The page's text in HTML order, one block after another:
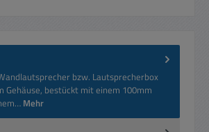
bzw. Lautsprecherbox
Gehäuse, bestückt mit einem 100mm
Mehr